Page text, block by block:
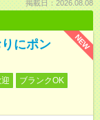
掲載日：2026.08.08
NEW
にポン
ブランクOK